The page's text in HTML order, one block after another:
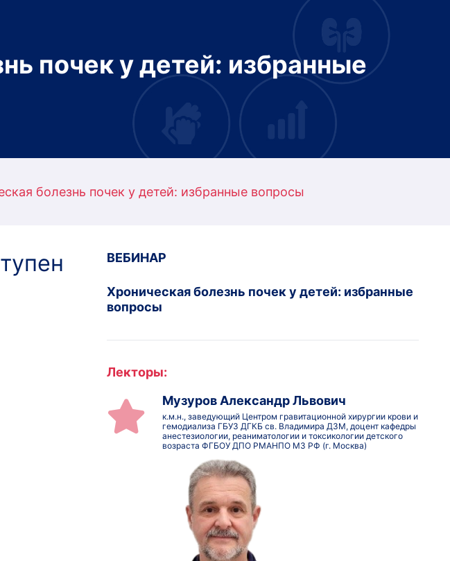
почек у детей: избранные
болезнь почек у детей: избранные вопросы
ВЕБИНАР
Хроническая болезнь почек у детей: избранные
вопросы
Лекторы:
Музуров Александр Львович
к.м.н., заведующий Центром гравитационной хирургии крови и
гемодиализа ГБУЗ ДГКБ св. Владимира ДЗМ, доцент кафедры
анестезиологии, реаниматологии и токсикологии детского
возраста ФГБОУ ДПО РМАНПО МЗ РФ (г. Москва)